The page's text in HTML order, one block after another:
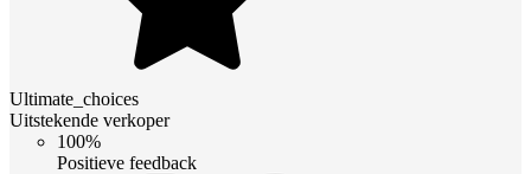
Ultimate_choices
Uitstekende verkoper
100%
Positieve feedback